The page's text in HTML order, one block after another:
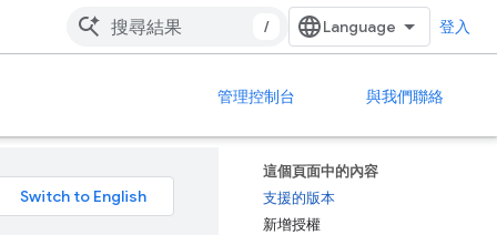
/ 登入
管理控制台 與我們聯絡
這個頁面中的內容
支援的版本
新增授權